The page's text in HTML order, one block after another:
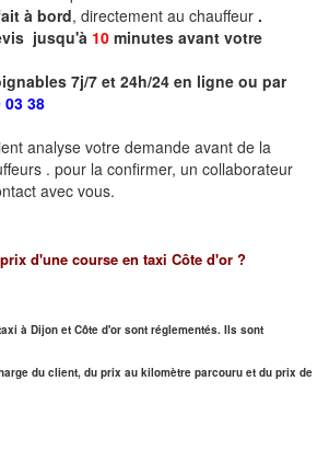
à bord, directement au chauffeur .
jusqu'à 10 minutes avant votre
7j/7 et 24h/24 en ligne ou par
03 38
analyse votre demande avant de la
. pour la confirmer, un collaborateur
avec vous.
d'une course en taxi Côte d'or ?
à Dijon et Côte d'or sont réglementés. Ils sont
du client, du prix au kilomètre parcouru et du prix de